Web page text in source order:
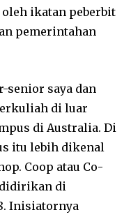
ikatan peberbit
pemerintahan
senior saya dan
di luar
di Australia. Di
itu lebih dikenal
Coop atau Co-
di
Inisiatornya